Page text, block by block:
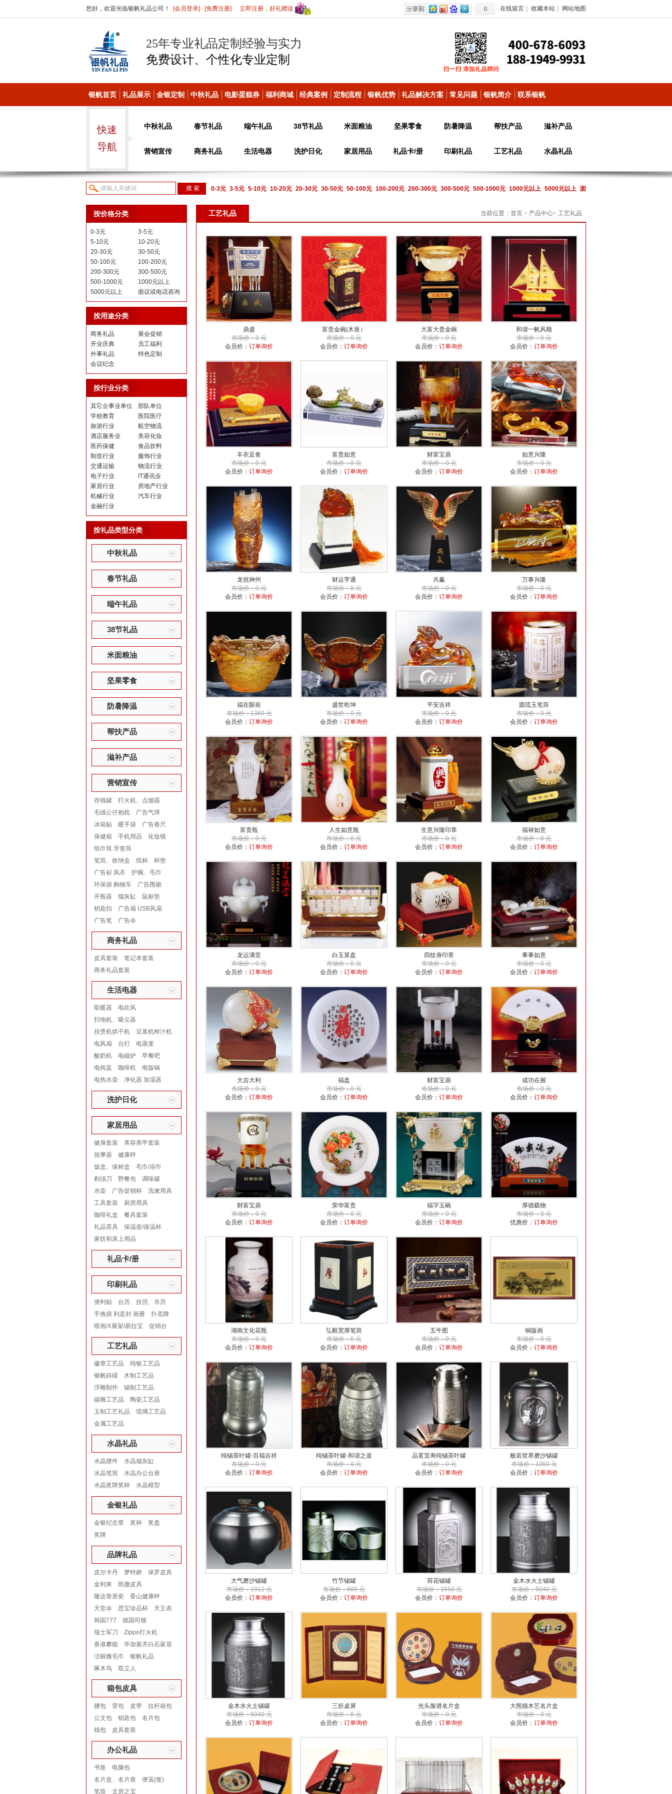
您好，欢迎光临银帆礼品公司！ [会员登录] [免费注册] 立即注册，好礼赠送 在线留言 收藏本站 网站地图
0
25年专业礼品定制经验与实力
免费设计、个性化专业定制
银帆首页 礼品展示 金银定制 中秋礼品 电影蛋糕券 福利商城 经典案例 定制流程 银帆优势 礼品解决方案 常见问题 银帆简介 联系银帆
快速
导航
中秋礼品 春节礼品 端午礼品 38节礼品 米面粮油 坚果零食 防暑降温 帮扶产品 滋补产品
营销宣传 商务礼品 生活电器 洗护日化 家居用品 礼品卡/册 印刷礼品 工艺礼品 水晶礼品
0-3元 3-5元 5-10元 10-20元 20-30元 30-50元 50-100元 100-200元 200-300元 300-500元 500-1000元 1000元以上 5000元以上 面
议或电话咨询
按价格分类
0-3元
3-5元
5-10元
10-20元
20-30元
30-50元
50-100元
100-200元
200-300元
300-500元
500-1000元
1000元以上
5000元以上
面议或电话咨询
按用途分类
商务礼品
展会促销
开业庆典
员工福利
外事礼品
特色定制
会议纪念
按行业分类
其它企事业单位
部队单位
学校教育
医院医疗
旅游行业
航空物流
酒店服务业
美容化妆
医药保健
食品饮料
制造行业
服饰行业
交通运输
物流行业
电子行业
IT通讯业
家居行业
房地产行业
机械行业
汽车行业
金融行业
按礼品类型分类
中秋礼品
春节礼品
端午礼品
38节礼品
米面粮油
坚果零食
防暑降温
帮扶产品
滋补产品
营销宣传
存钱罐
打火机、点烟器
毛绒公仔抱枕
广告气球
冰箱贴
暖手袋
广告卷尺
保健箱
手机用品
化妆镜
纸巾筒 牙签筒
笔筒、收纳盒
纸杯、杯垫
广告衫 风衣
护腕、毛巾
环保袋 购物车
广告围裙
开瓶器
烟灰缸
鼠标垫
钥匙扣
广告扇 USB风扇
广告笔
广告伞
商务礼品
皮具套装
笔记本套装
商务礼品套装
生活电器
取暖器
电吹风
扫地机、吸尘器
挂烫机烘干机
豆浆机榨汁机
电风扇
台灯
电蒸笼
酸奶机
电磁炉
早餐吧
电炖盅
咖啡机
电饭锅
电热水壶
净化器 加湿器
洗护日化
家居用品
健身套装
美容美甲套装
按摩器
健康秤
饭盒、保鲜盒
毛巾/浴巾
剃须刀
野餐包
调味罐
水壶
广告促销杯
洗漱用具
工具套装
厨房用具
咖啡礼盒
餐具套装
礼品茶具
保温壶/保温杯
家纺和床上用品
礼品卡/册
印刷礼品
便利贴
台历、挂历、吊历
手挽袋 利是封 画册
扑克牌
喷画/X展架/易拉宝
促销台
工艺礼品
徽章工艺品
纯银工艺品
银帆砗磲
木制工艺品
浮雕制作
锡制工艺品
碳雕工艺品
陶瓷工艺品
玉制工艺礼品
琉璃工艺品
金属工艺品
水晶礼品
水晶摆件
水晶烟灰缸
水晶笔筒
水晶办公台座
水晶奖牌奖杯
水晶模型
金银礼品
金银纪念章 奖杯
奖盘
奖牌
品牌礼品
皮尔卡丹 梦特娇
保罗皮具
金利来
凯撒皮具
隆达骨质瓷
香山健康秤
天堂伞
思宝珍品杯
天王表
韩国777
德国司顿
瑞士军刀
Zippo打火机
香港攀能
毕加索齐白石家居
洁丽雅毛巾
银帆礼品
啄木鸟
双立人
箱包皮具
腰包 背包 皮带
拉杆箱包
公文包
钥匙包
名片包
钱包
皮具套装
办公礼品
书签
电脑包
名片盒、名片座
便笺(签)
笔筒
文房之宝
工艺礼品 当前位置： 首页 > 产品中心> 工艺礼品
鼎盛
市场价：0 元
会员价： 订单询价
富贵金碗(木座）
市场价：0 元
会员价： 订单询价
大富大贵金碗
市场价：0 元
会员价： 订单询价
和谐一帆风顺
市场价：0 元
会员价： 订单询价
丰衣足食
市场价：0 元
会员价： 订单询价
富贵如意
市场价：0 元
会员价： 订单询价
财富宝鼎
市场价：0 元
会员价： 订单询价
如意兴隆
市场价：0 元
会员价： 订单询价
龙祝神州
市场价：0 元
会员价： 订单询价
财运亨通
市场价：0 元
会员价： 订单询价
共赢
市场价：0 元
会员价： 订单询价
万事兴隆
市场价：0 元
会员价： 订单询价
福在眼前
市场价：1360 元
会员价： 订单询价
盛世乾坤
市场价：0 元
会员价： 订单询价
平安吉祥
市场价：0 元
会员价： 订单询价
圆琉玉笔筒
市场价：0 元
会员价： 订单询价
富贵瓶
市场价：0 元
会员价： 订单询价
人生如意瓶
市场价：0 元
会员价： 订单询价
生意兴隆印章
市场价：0 元
会员价： 订单询价
福禄如意
市场价：0 元
会员价： 订单询价
龙运满堂
市场价：0 元
会员价： 订单询价
白玉算盘
市场价：0 元
会员价： 订单询价
四纹身印章
市场价：0 元
会员价： 订单询价
事事如意
市场价：0 元
会员价： 订单询价
大吉大利
市场价：0 元
会员价： 订单询价
福盘
市场价：0 元
会员价： 订单询价
财富宝鼎
市场价：0 元
会员价： 订单询价
成功在握
市场价：0 元
会员价： 订单询价
财富宝鼎
市场价：0 元
会员价： 订单询价
荣华富贵
市场价：0 元
会员价： 订单询价
福字玉碗
市场价：0 元
会员价： 订单询价
厚德载物
市场价：0 元
优惠价： 订单询价
湖南文化花瓶
市场价：0 元
会员价： 订单询价
弘毅宽厚笔筒
市场价：0 元
会员价： 订单询价
五牛图
市场价：0 元
会员价： 订单询价
铜版画
市场价：0 元
会员价： 订单询价
纯锡茶叶罐-百福吉祥
市场价：0 元
会员价： 订单询价
纯锡茶叶罐-和谐之道
市场价：0 元
会员价： 订单询价
品茗宜寿纯锡茶叶罐
市场价：0 元
会员价： 订单询价
般若世界磨沙锡罐
市场价：1360 元
会员价： 订单询价
大气磨沙锡罐
市场价：1912 元
会员价： 订单询价
竹节锡罐
市场价：660 元
会员价： 订单询价
荷花锡罐
市场价：1550 元
会员价： 订单询价
金木水火土锡罐
市场价：5040 元
会员价： 订单询价
金木水火土锡罐
市场价：5040 元
会员价： 订单询价
三折桌屏
市场价：0 元
会员价： 订单询价
光头脸谱名片盒
市场价：0 元
会员价： 订单询价
大熊猫木艺名片盒
市场价：0 元
会员价： 订单询价